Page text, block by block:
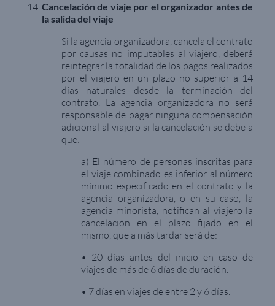
Cancelación de viaje por el organizador antes de
la salida del viaje
Si la agencia organizadora, cancela el contrato
por causas no imputables al viajero, deberá
reintegrar la totalidad de los pagos realizados
por el viajero en un plazo no superior a 14
días naturales desde la terminación del
contrato. La agencia organizadora no será
responsable de pagar ninguna compensación
adicional al viajero si la cancelación se debe a
que:
a) El número de personas inscritas para
el viaje combinado es inferior al número
mínimo especificado en el contrato y la
agencia organizadora, o en su caso, la
agencia minorista, notifican al viajero la
cancelación en el plazo fijado en el
mismo, que a más tardar será de:
• 20 días antes del inicio en caso de
viajes de más de 6 días de duración.
• 7 días en viajes de entre 2 y 6 días.